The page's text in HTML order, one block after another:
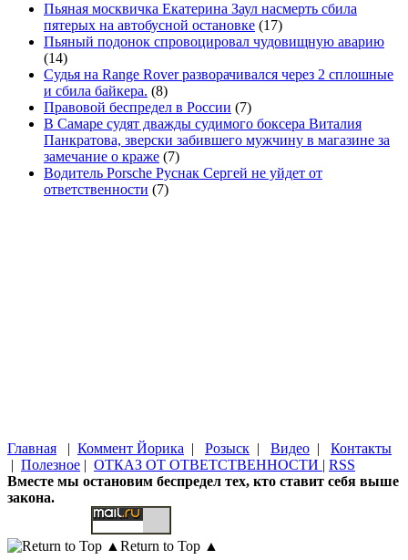
Пьяная москвичка Екатерина Заул насмерть сбила
пятерых на автобусной остановке (17)
Пьяный подонок спровоцировал чудовищную аварию
(14)
Судья на Range Rover разворачивался через 2 сплошные
и сбила байкера. (8)
Правовой беспредел в России (7)
В Самаре судят дважды судимого боксера Виталия
Панкратова, зверски забившего мужчину в магазине за
замечание о краже (7)
Водитель Porsche Руснак Сергей не уйдет от
ответственности (7)
Главная | Коммент Йорика | Розыск | Видео | Контакты
| Полезное | ОТКАЗ ОТ ОТВЕТСТВЕННОСТИ | RSS
Вместе мы остановим беспредел тех, кто ставит себя выше
закона.
Return to Top ▲